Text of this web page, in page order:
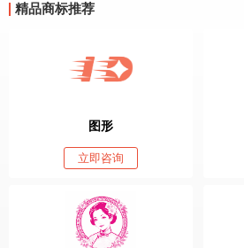
精品商标推荐
图形
立即咨询